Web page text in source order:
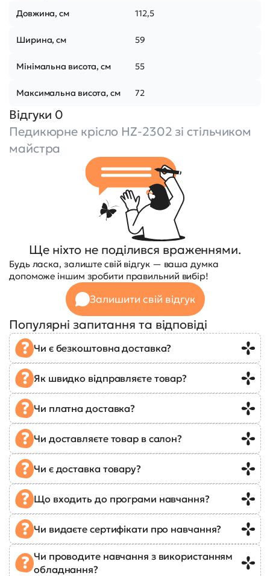
Довжина, см 112,5
Ширина, см 59
Мінімальна висота, см 55
Максимальна висота, см 72
Відгуки 0
Педикюрне крісло HZ-2302 зі стільчиком
майстра
Ще ніхто не поділився враженнями.
Будь ласка, залиште свій відгук — ваша думка
допоможе іншим зробити правильний вибір!
Залишити свій відгук
Популярні запитання та відповіді
Чи є безкоштовна доставка?
Як швидко відправляєте товар?
Чи платна доставка?
Чи доставляєте товар в салон?
Чи є доставка товару?
Що входить до програми навчання?
Чи видаєте сертифікати про навчання?
Чи проводите навчання з використанням
обладнання?